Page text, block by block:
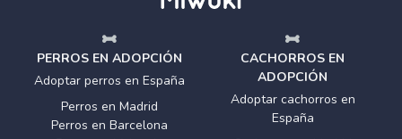
PERROS EN ADOPCIÓN
Adoptar perros en España
Perros en Madrid
Perros en Barcelona
CACHORROS EN
ADOPCIÓN
Adoptar cachorros en
España